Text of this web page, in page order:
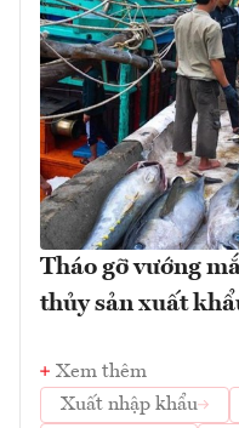
Tháo gỡ vướng
thủy sản xuất
Xem thêm
Xuất nhập khẩu